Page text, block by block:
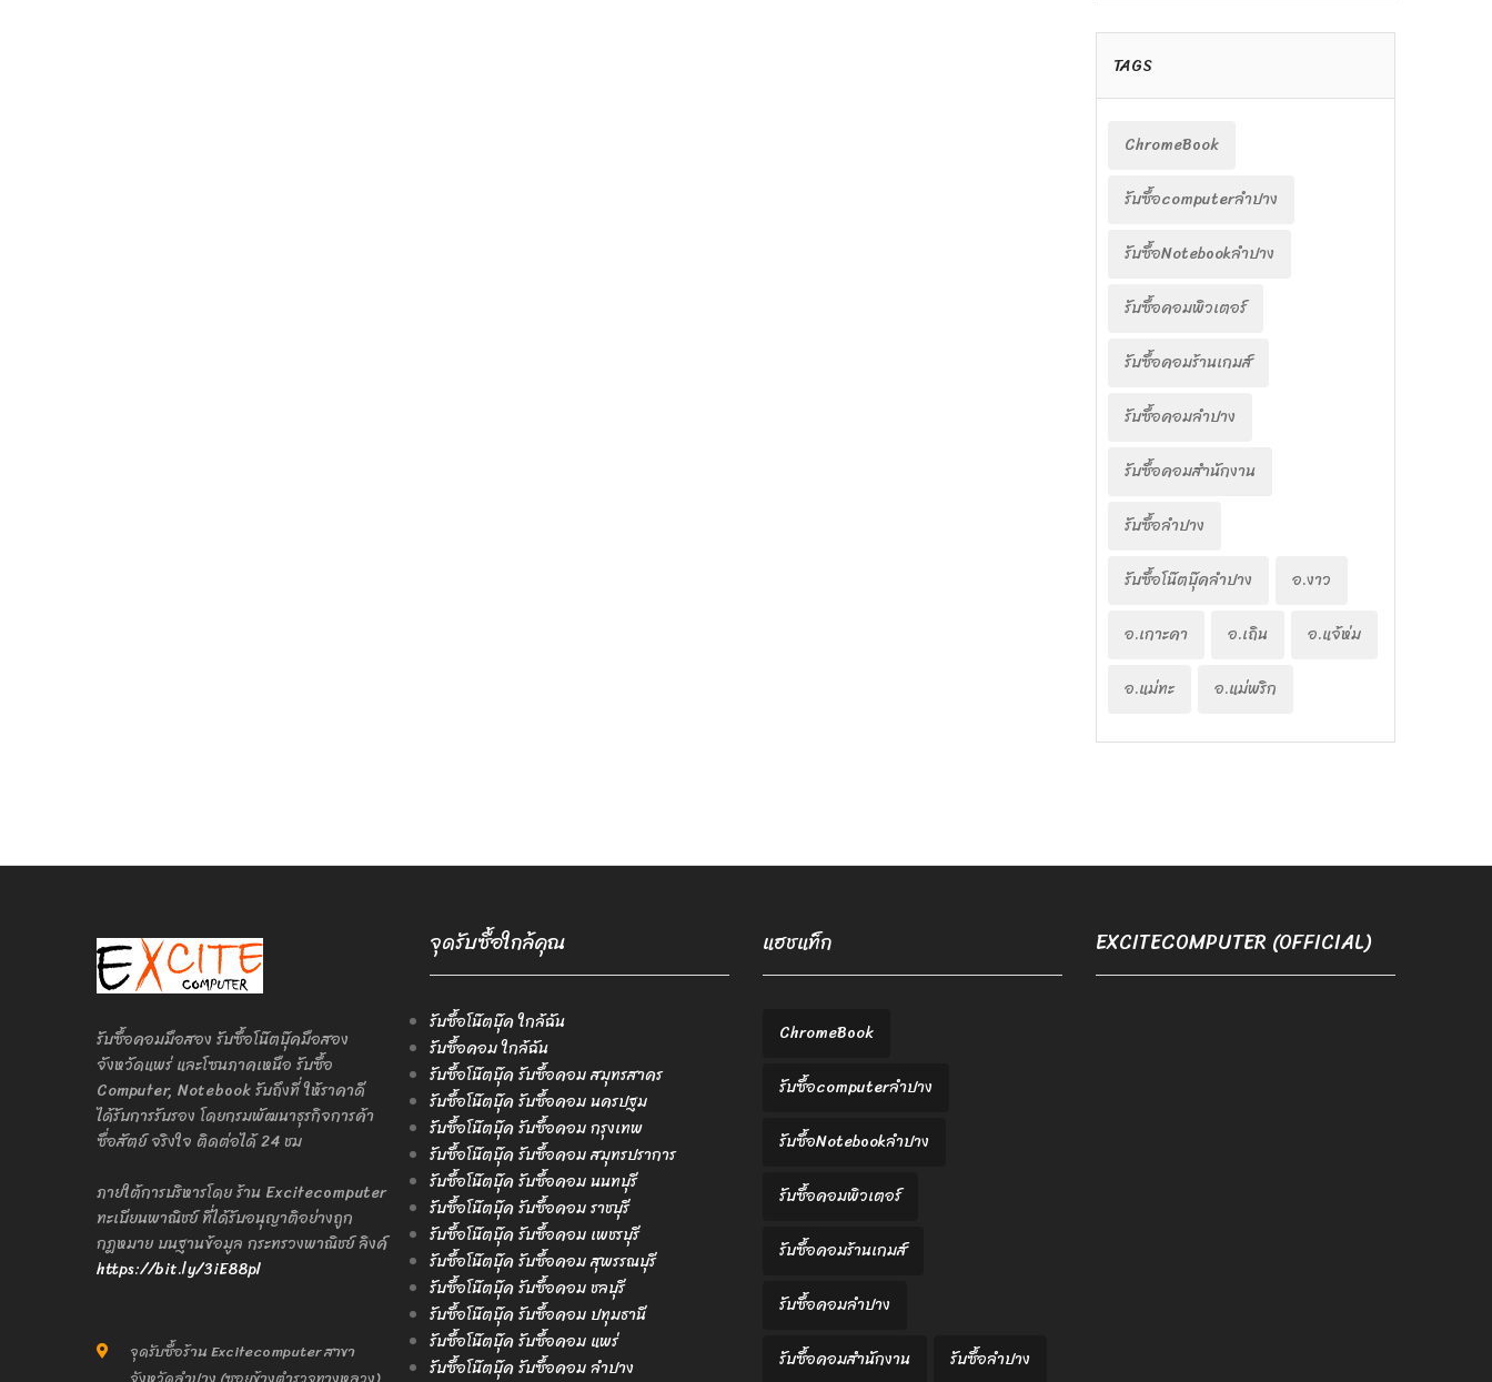
TAGS
ChromeBook
รับซื้อcomputerลำปาง
รับซื้อNotebookลำปาง
รับซื้อคอมพิวเตอร์
รับซื้อคอมร้านเกมส์
รับซื้อคอมลำปาง
รับซื้อคอมสำนักงาน
รับซื้อลำปาง
รับซื้อโน๊ตบุ๊คลำปาง
อ.งาว
อ.เกาะคา
อ.เถิน
อ.แจ้ห่ม
อ.แม่ทะ
อ.แม่พริก
รับซื้อคอมมือสอง รับซื้อโน๊ตบุ๊คมือสอง
จังหวัดแพร่ และโซนภาคเหนือ รับซื้อ
Computer, Notebook รับถึงที่ ให้ราคาดี
ได้รับการรับรอง โดยกรมพัฒนาธุรกิจการค้า
ซื่อสัตย์ จริงใจ ติดต่อได้ 24 ชม
ภายใต้การบริหารโดย ร้าน Excitecomputer
ทะเบียนพาณิชย์ ที่ได้รับอนุญาติอย่างถูก
กฎหมาย บนฐานข้อมูล กระทรวงพาณิชย์ ลิงค์
https://bit.ly/3iE88pl
จุดรับซื้อร้าน Excitecomputer สาขา
จุดรับซื้อใกล้คุณ
รับซื้อโน๊ตบุ๊ค ใกล้ฉัน
รับซื้อคอม ใกล้ฉัน
รับซื้อโน๊ตบุ๊ค รับซื้อคอม สมุทรสาคร
รับซื้อโน๊ตบุ๊ค รับซื้อคอม นครปฐม
รับซื้อโน๊ตบุ๊ค รับซื้อคอม กรุงเทพ
รับซื้อโน๊ตบุ๊ค รับซื้อคอม สมุทรปราการ
รับซื้อโน๊ตบุ๊ค รับซื้อคอม นนทบุรี
รับซื้อโน๊ตบุ๊ค รับซื้อคอม ราชบุรี
รับซื้อโน๊ตบุ๊ค รับซื้อคอม เพชรบุรี
รับซื้อโน๊ตบุ๊ค รับซื้อคอม สุพรรณบุรี
รับซื้อโน๊ตบุ๊ค รับซื้อคอม ชลบุรี
รับซื้อโน๊ตบุ๊ค รับซื้อคอม ปทุมธานี
รับซื้อโน๊ตบุ๊ค รับซื้อคอม แพร่
รับซื้อโน๊ตบุ๊ค รับซื้อคอม ลำปาง
แฮชแท็ก
ChromeBook
รับซื้อcomputerลำปาง
รับซื้อNotebookลำปาง
รับซื้อคอมพิวเตอร์
รับซื้อคอมร้านเกมส์
รับซื้อคอมลำปาง
รับซื้อคอมสำนักงาน
รับซื้อลำปาง
EXCITECOMPUTER (OFFICIAL)